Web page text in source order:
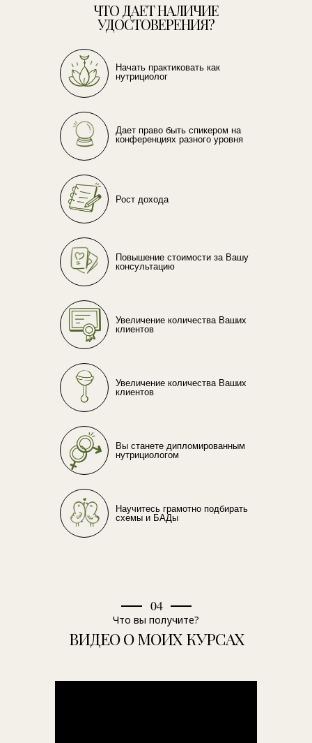
ЧТО ДАЕТ НАЛИЧИЕ
УДОСТОВЕРЕНИЯ?
Начать практиковать как
нутрициолог
Повышение стоимости за Вашу
консультацию
Дает право быть спикером на
конференциях разного уровня
Рост дохода
Увеличение количества Ваших
клиентов
Вы станете дипломированным
нутрициологом
Научитесь грамотно подбирать
схемы и БАДы
Увеличение количества Ваших
клиентов
ВИДЕО О МОИХ КУРСАХ
04
Что вы получите?